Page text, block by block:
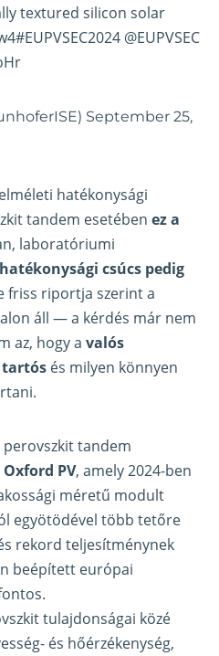
textured silicon solar
#EUPVSEC2024 @EUPVSEC
September 25,
hatékonysági
tandem esetében ez a
laboratóriumi
hatékonysági csúcs pedig
friss riportja szerint a
áll — a kérdés már nem
az, hogy a valós
tartós és milyen könnyen
perovszkit tandem
Oxford PV, amely 2024-ben
méretű modult
egyötödével több tetőre
rekord teljesítménynek
beépített európai
tulajdonságai közé
és hőérzékenység,